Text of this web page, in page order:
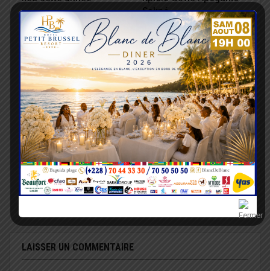
Sokpé…
CULTURE
Evala 2026 : Clap de fin
SANTÉ
Evala 2026 : La
prévention santé, un
combat parallèle des
Clubs SOS Docteur TV
dans…
LAISSER UN COMMENTAIRE